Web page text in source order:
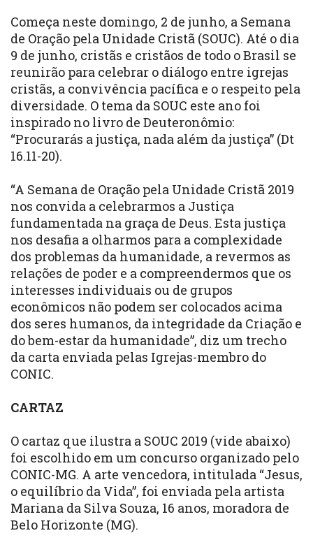
Começa neste domingo, 2 de junho, a Semana
de Oração pela Unidade Cristã (SOUC). Até o dia
9 de junho, cristãs e cristãos de todo o Brasil se
reunirão para celebrar o diálogo entre igrejas
cristãs, a convivência pacífica e o respeito pela
diversidade. O tema da SOUC este ano foi
inspirado no livro de Deuteronômio:
“Procurarás a justiça, nada além da justiça” (Dt
16.11-20).
“A Semana de Oração pela Unidade Cristã 2019
nos convida a celebrarmos a Justiça
fundamentada na graça de Deus. Esta justiça
nos desafia a olharmos para a complexidade
dos problemas da humanidade, a revermos as
relações de poder e a compreendermos que os
interesses individuais ou de grupos
econômicos não podem ser colocados acima
dos seres humanos, da integridade da Criação e
do bem-estar da humanidade”, diz um trecho
da carta enviada pelas Igrejas-membro do
CONIC.
CARTAZ
O cartaz que ilustra a SOUC 2019 (vide abaixo)
foi escolhido em um concurso organizado pelo
CONIC-MG. A arte vencedora, intitulada “Jesus,
o equilíbrio da Vida”, foi enviada pela artista
Mariana da Silva Souza, 16 anos, moradora de
Belo Horizonte (MG).